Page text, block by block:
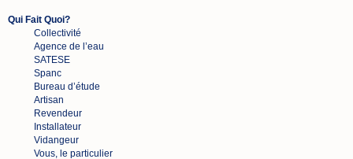
Qui Fait Quoi?
Collectivité
Agence de l’eau
SATESE
Spanc
Bureau d’étude
Artisan
Revendeur
Installateur
Vidangeur
Vous, le particulier